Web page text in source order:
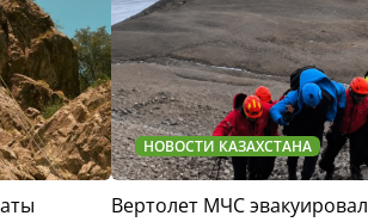
НОВОСТИ КАЗАХСТАНА
Вертолет МЧС эвакуировал